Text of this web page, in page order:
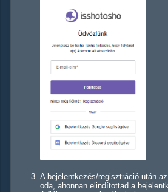
A bejelentkezés/regisztráció után
oda, ahonnan elindítottad a